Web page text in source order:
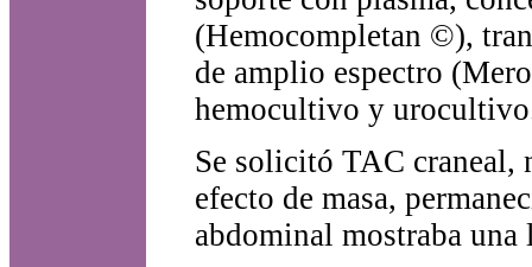
(Hemocompletan ©),
de amplio espectro
hemocultivo y
Se solicitó TAC craneal,
efecto de masa,
abdominal mostraba